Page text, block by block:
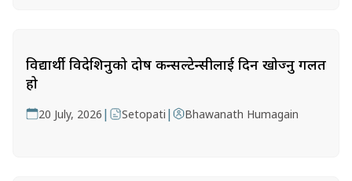
विद्यार्थी विदेशिनुको दोष कन्सल्टेन्सीलाई दिन खोज्नु गलत
हो
20 July, 2026 | Setopati | Bhawanath Humagain